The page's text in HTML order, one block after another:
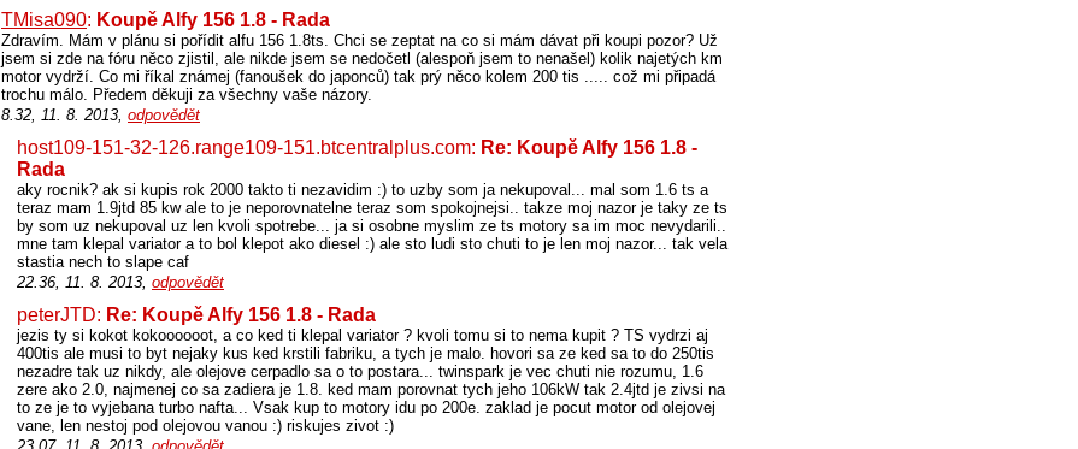
TMisa090: Koupě Alfy 156 1.8 - Rada
Zdravím. Mám v plánu si pořídit alfu 156 1.8ts. Chci se zeptat na co si mám dávat při koupi pozor? Už
jsem si zde na fóru něco zjistil, ale nikde jsem se nedočetl (alespoň jsem to nenašel) kolik najetých km
motor vydrží. Co mi říkal známej (fanoušek do japonců) tak prý něco kolem 200 tis ..... což mi připadá
trochu málo. Předem děkuji za všechny vaše názory.
8.32, 11. 8. 2013, odpovědět
host109-151-32-126.range109-151.btcentralplus.com: Re: Koupě Alfy 156 1.8 -
Rada
aky rocnik? ak si kupis rok 2000 takto ti nezavidim :) to uzby som ja nekupoval... mal som 1.6 ts a
teraz mam 1.9jtd 85 kw ale to je neporovnatelne teraz som spokojnejsi.. takze moj nazor je taky ze ts
by som uz nekupoval uz len kvoli spotrebe... ja si osobne myslim ze ts motory sa im moc nevydarili..
mne tam klepal variator a to bol klepot ako diesel :) ale sto ludi sto chuti to je len moj nazor... tak vela
stastia nech to slape caf
22.36, 11. 8. 2013, odpovědět
peterJTD: Re: Koupě Alfy 156 1.8 - Rada
jezis ty si kokot kokoooooot, a co ked ti klepal variator ? kvoli tomu si to nema kupit ? TS vydrzi aj
400tis ale musi to byt nejaky kus ked krstili fabriku, a tych je malo. hovori sa ze ked sa to do 250tis
nezadre tak uz nikdy, ale olejove cerpadlo sa o to postara... twinspark je vec chuti nie rozumu, 1.6
zere ako 2.0, najmenej co sa zadiera je 1.8. ked mam porovnat tych jeho 106kW tak 2.4jtd je zivsi na
to ze je to vyjebana turbo nafta... Vsak kup to motory idu po 200e. zaklad je pocut motor od olejovej
vane, len nestoj pod olejovou vanou :) riskujes zivot :)